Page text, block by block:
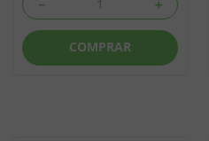
＋
－
COMPRAR